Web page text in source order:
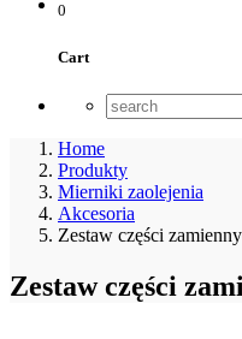
0
Cart
Home
Produkty
Mierniki zaolejenia
Akcesoria
Zestaw części
Zestaw części